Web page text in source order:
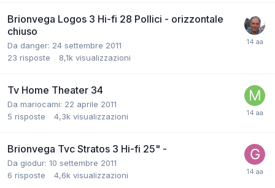
Brionvega Logos 3 Hi-fi 28 Pollici - orizzontale
chiuso
Da danger: 24 settembre 2011
23 risposte 8,1k visualizzazioni
Tv Home Theater 34
Da mariocami: 22 aprile 2011
5 risposte 4,3k visualizzazioni
Brionvega Tvc Stratos 3 Hi-fi 25" -
Da giodur: 10 settembre 2011
6 risposte 4,6k visualizzazioni